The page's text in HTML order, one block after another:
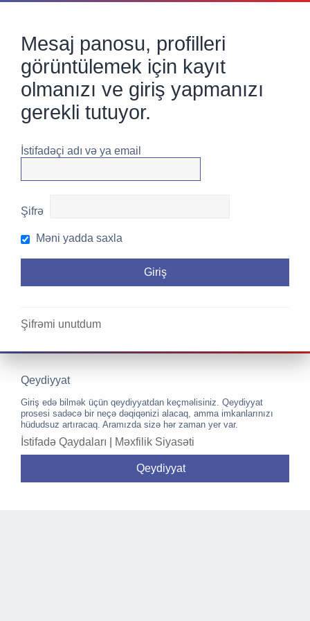
Mesaj panosu, profilleri
görüntülemek için kayıt
olmanızı ve giriş yapmanızı
gerekli tutuyor.
İstifadəçi adı və ya email
Şifrə
Məni yadda saxla
Şifrəmi unutdum
Qeydiyyat
Giriş edə bilmək üçün qeydiyyatdan keçməlisiniz. Qeydiyyat
prosesi sadəcə bir neçə dəqiqənizi alacaq, amma imkanlarınızı
hüdudsuz artıracaq. Aramızda sizə hər zaman yer var.
İstifadə Qaydaları Məxfilik Siyasəti
Qeydiyyat